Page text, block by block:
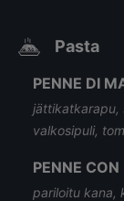
Pasta
PENNE DI
jättikatkarapu,
valkosipuli,
PENNE
pariloitu kana,